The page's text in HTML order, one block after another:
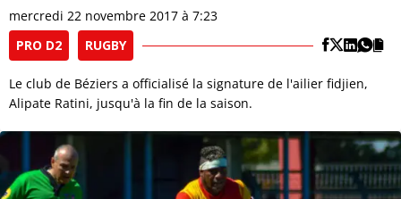
mercredi 22 novembre 2017 à 7:23
PRO D2
RUGBY
Le club de Béziers a officialisé la signature de l'ailier fidjien,
Alipate Ratini, jusqu'à la fin de la saison.